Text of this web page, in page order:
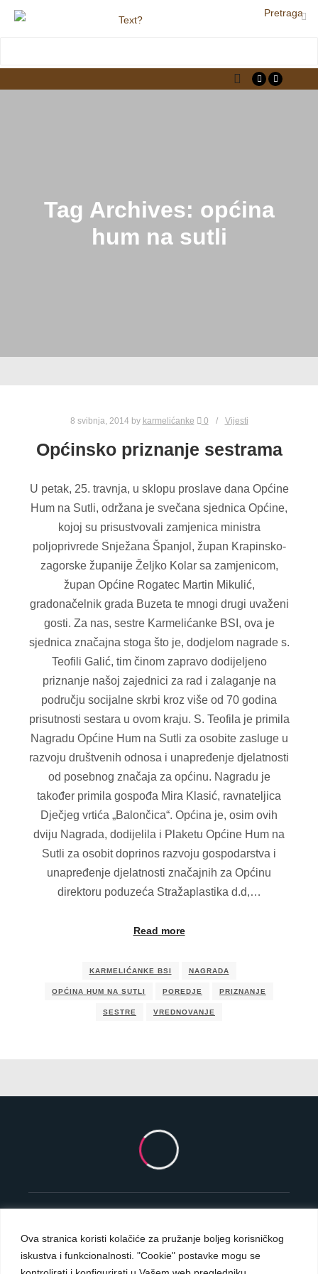
Ova stranica koristi kolačiće za pružanje boljeg korisničkog
iskustva i funkcionalnosti. "Cookie" postavke mogu se
Pretraga
Tag Archives: općina
hum na sutli
8 svibnja, 2014by karmelićanke 0 Vijesti
Općinsko priznanje sestrama
U petak, 25. travnja, u sklopu proslave dana Općine
Hum na Sutli, održana je svečana sjednica Općine,
kojoj su prisustvovali zamjenica ministra
poljoprivrede Snježana Španjol, župan Krapinsko-
zagorske županije Željko Kolar sa zamjenicom,
župan Općine Rogatec Martin Mikulić,
gradonačelnik grada Buzeta te mnogi drugi uvaženi
gosti. Za nas, sestre Karmelićanke BSI, ova je
sjednica značajna stoga što je, dodjelom nagrade s.
Teofili Galić, tim činom zapravo dodijeljeno
priznanje našoj zajednici za rad i zalaganje na
području socijalne skrbi kroz više od 70 godina
prisutnosti sestara u ovom kraju. S. Teofila je primila
Nagradu Općine Hum na Sutli za osobite zasluge u
razvoju društvenih odnosa i unapređenje djelatnosti
od posebnog značaja za općinu. Nagradu je
također primila gospođa Mira Klasić, ravnateljica
Dječjeg vrtića „Balončica“. Općina je, osim ovih
dviju Nagrada, dodijelila i Plaketu Općine Hum na
Sutli za osobit doprinos razvoju gospodarstva i
unapređenje djelatnosti značajnih za Općinu
direktoru poduzeća Stražaplastika d.d,…
Read more
KARMELIĆANKE BSI NAGRADA
OPĆINA HUM NA SUTLI POREDJE PRIZNANJE
SESTRE VREDNOVANJE
Carmelite Sisters DCJ. Made in Kingdom of God.